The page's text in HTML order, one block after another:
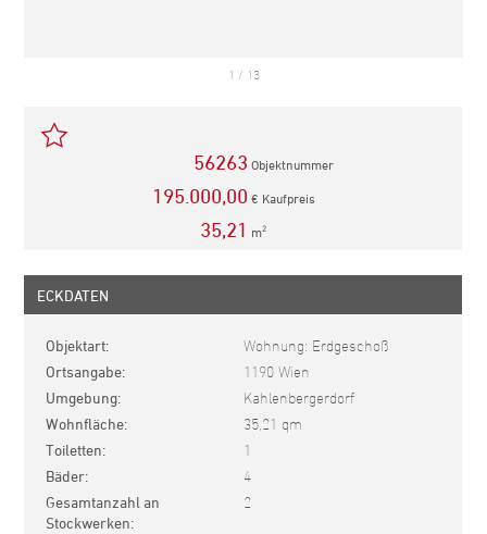
1 / 13
56263 Objektnummer
195.000,00 € Kaufpreis
35,21 m2
ECKDATEN
Objektart Wohnung: Erdgeschoß
Ortsangabe 1190 Wien
Umgebung Kahlenbergerdorf
Wohnfläche 35,21 qm
Toiletten 1
Bäder 4
Gesamtanzahl an
Stockwerken
2